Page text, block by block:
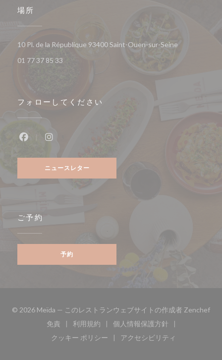
場所
10 Pl. de la République 93400 Saint-Ouen-sur-Seine((新しいウィ
01 77 37 85 33
フォローしてください
ニュースレター
ご予約
予約
© 2026 Meïda — このレストランウェブサイトの作成者 Zenchef((
免責
((新しいウィンドウで開きます))
利用規約
((新しいウィンドウで開きます))
個人情報保護方針
((新しいウィンドウで開
クッキー ポリシー
((新しいウィンドウで開きます))
アクセシビリティ
((新しいウィンドウで